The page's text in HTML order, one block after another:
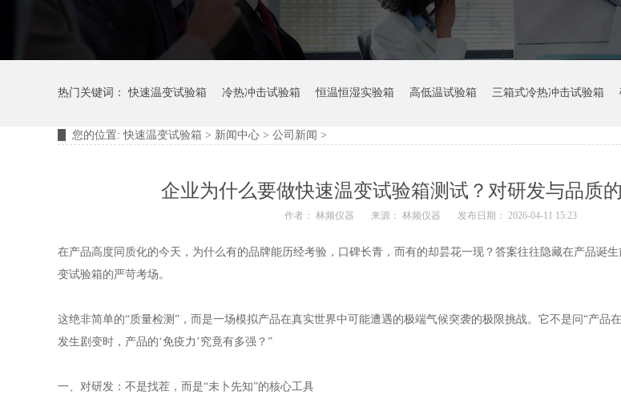
热门关键词：快速温变试验箱 冷热冲击试验箱 恒温恒湿实验箱 高低温试验箱 三箱式冷热冲击试验箱
您的位置:快速温变试验箱 > 新闻中心 > 公司新闻 >
企业为什么要做快速温变试验箱测试？对研发与品质
作者： 林频仪器 来源： 林频仪器 发布日期： 2026-04-11 15:23
在产品高度同质化的今天，为什么有的品牌能历经考验，口碑长青，而有的却昙花一现？答案往往隐藏在产品诞
变试验箱的严苛考场。
这绝非简单的“质量检测”，而是一场模拟产品在真实世界中可能遭遇的极端气候突袭的极限挑战。它不是问“产品
发生剧变时，产品的‘免疫力’究竟有多强？”
一、对研发：不是找茬，而是“未卜先知”的核心工具